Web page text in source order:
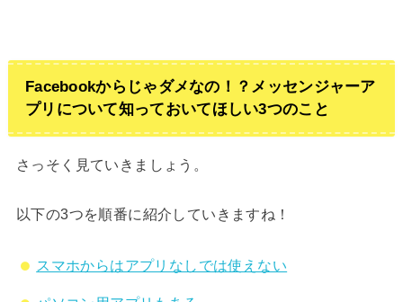
Facebookからじゃダメなの！？メッセンジャーア
プリについて知っておいてほしい3つのこと
さっそく見ていきましょう。
以下の3つを順番に紹介していきますね！
スマホからはアプリなしでは使えない